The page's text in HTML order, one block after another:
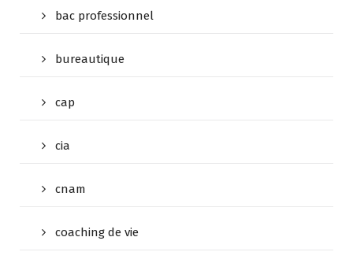
bac professionnel
bureautique
cap
cia
cnam
coaching de vie